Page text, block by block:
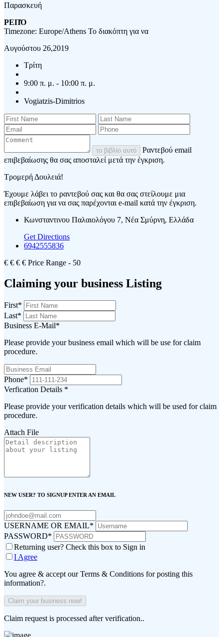
Παρασκευή
ΡΕΠΌ
Timezone: Europe/Athens Το διακόπτη για να
Αυγούστου 26,2019
Τρίτη
9:00 π. μ. - 10:00 π. μ.
Vogiatzis-Dimitrios
το βιβλίο αυτό
Ραντεβού email
επιβεβαίωσης θα σας αποσταλεί μετά την έγκριση.
Τρομερή Δουλειά!
Έχουμε λάβει το ραντεβού σας και θα σας στείλουμε μια
επιβεβαίωση για να σας παρέχονται e-mail κατά την έγκριση.
Κωνσταντινου Παλαιολόγου 7, Νέα Σμύρνη, Ελλάδα
Get Directions
6942555836
€ € € € Price Range - 50
Claiming your business Listing
First*
Last*
Business E-Mail*
Please provide your business email which will be use for claim
procedure.
Phone*
Verfication Details *
Please provide your verification details which will be used for claim
procedure.
Attach File
NEW USER? TO SIGNUP ENTER AN EMAIL
USERNAME OR EMAIL*
PASSWORD*
Returning user? Check this box to Sign in
I Agree
You agree & accept our Terms & Conditions for posting this
information?.
Claim request is processed after verification..